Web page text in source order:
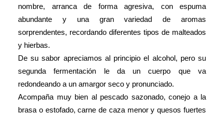
nombre, arranca de forma agresiva, con espuma
abundante y una gran variedad de aromas
sorprendentes, recordando diferentes tipos de malteados
y hierbas.
De su sabor apreciamos al principio el alcohol, pero su
segunda fermentación le da un cuerpo que va
redondeando a un amargor seco y pronunciado.
Acompaña muy bien al pescado sazonado, conejo a la
brasa o estofado, carne de caza menor y quesos fuertes